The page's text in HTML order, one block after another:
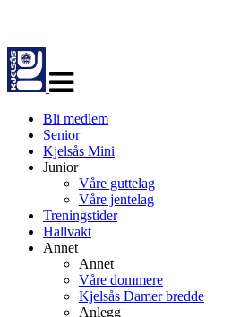
navigasjon
Bli medlem
Senior
Kjelsås Mini
Junior
Våre guttelag
Våre jentelag
Treningstider
Hallvakt
Annet
Annet
Våre dommere
Kjelsås Damer bredde
Anlegg